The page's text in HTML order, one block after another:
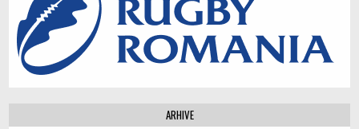
ARHIVE